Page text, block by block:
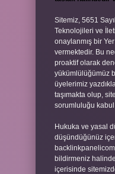
Sitemiz, 5651
Teknolojileri ve
onaylanmış bir
vermektedir. Bu
proaktif olarak
yükümlülüğümüz
üyelerimiz
taşımakta olup,
sorumluluğu kabul
Hukuka ve yasal
düşündüğünüz
bildirmeniz
içerisinde